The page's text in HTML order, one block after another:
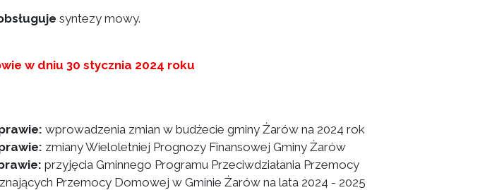
syntezy mowy.
w dniu 30 stycznia 2024 roku
wprowadzenia zmian w budżecie gminy Żarów na 2024 rok
zmiany Wieloletniej Prognozy Finansowej Gminy Żarów
przyjęcia Gminnego Programu Przeciwdziałania Przemocy
Przemocy Domowej w Gminie Żarów na lata 2024 - 2025